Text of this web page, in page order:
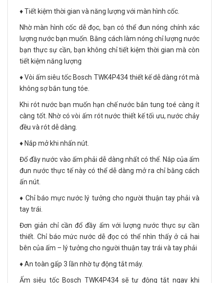
♦️ Tiết kiệm thời gian và năng lượng với màn hình cốc.
Nhờ màn hình cốc dễ đọc, bạn có thể đun nóng chính xác
lượng nước bạn muốn. Bằng cách làm nóng chỉ lượng nước
bạn thực sự cần, bạn không chỉ tiết kiệm thời gian mà còn
tiết kiệm năng lượng
♦️ Vòi ấm siêu tốc Bosch TWK4P434 thiết kế dễ dàng rót mà
không sợ bắn tung tóe.
Khi rót nước bạn muốn hạn chế nước bắn tung toé càng ít
càng tốt. Nhờ có vòi ấm rót nước thiết kế tối ưu, nước chảy
đều và rót dễ dàng.
♦️ Nắp mở khi nhấn nút.
Đổ đầy nước vào ấm phải dễ dàng nhất có thể. Nắp của ấm
đun nước thực tế này có thể dễ dàng mở ra chỉ bằng cách
ấn nút.
♦️ Chỉ báo mực nước lý tưởng cho người thuận tay phải và
tay trái.
Đơn giản chỉ cần đổ đầy ấm với lượng nước thực sự cần
thiết. Chỉ báo mức nước dễ đọc có thể nhìn thấy ở cả hai
bên của ấm – lý tưởng cho người thuận tay trái và tay phải
♦️ An toàn gấp 3 lần nhờ tự động tắt máy.
Ấm siêu tốc Bosch TWK4P434 sẽ tự động tắt ngay khi